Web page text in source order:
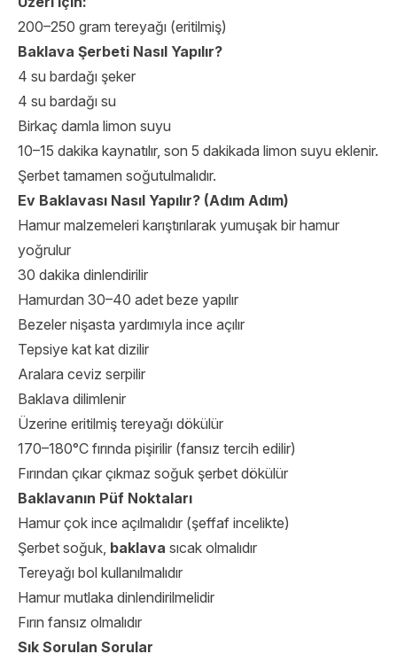
200–250 gram tereyağı (eritilmiş)
Baklava Şerbeti Nasıl Yapılır?
4 su bardağı şeker
4 su bardağı su
Birkaç damla limon suyu
10–15 dakika kaynatılır, son 5 dakikada limon suyu eklenir.
Şerbet tamamen soğutulmalıdır.
Ev Baklavası Nasıl Yapılır? (Adım Adım)
Hamur malzemeleri karıştırılarak yumuşak bir hamur
yoğrulur
30 dakika dinlendirilir
Hamurdan 30–40 adet beze yapılır
Bezeler nişasta yardımıyla ince açılır
Tepsiye kat kat dizilir
Aralara ceviz serpilir
Baklava dilimlenir
Üzerine eritilmiş tereyağı dökülür
170–180°C fırında pişirilir (fansız tercih edilir)
Fırından çıkar çıkmaz soğuk şerbet dökülür
Baklavanın Püf Noktaları
Hamur çok ince açılmalıdır (şeffaf incelikte)
Şerbet soğuk, baklava sıcak olmalıdır
Tereyağı bol kullanılmalıdır
Hamur mutlaka dinlendirilmelidir
Fırın fansız olmalıdır
Sık Sorulan Sorular